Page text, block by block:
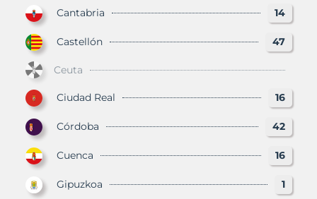
Cantabria 14
Castellón 47
Ceuta
Ciudad Real 16
Córdoba 42
Cuenca 16
Gipuzkoa 1